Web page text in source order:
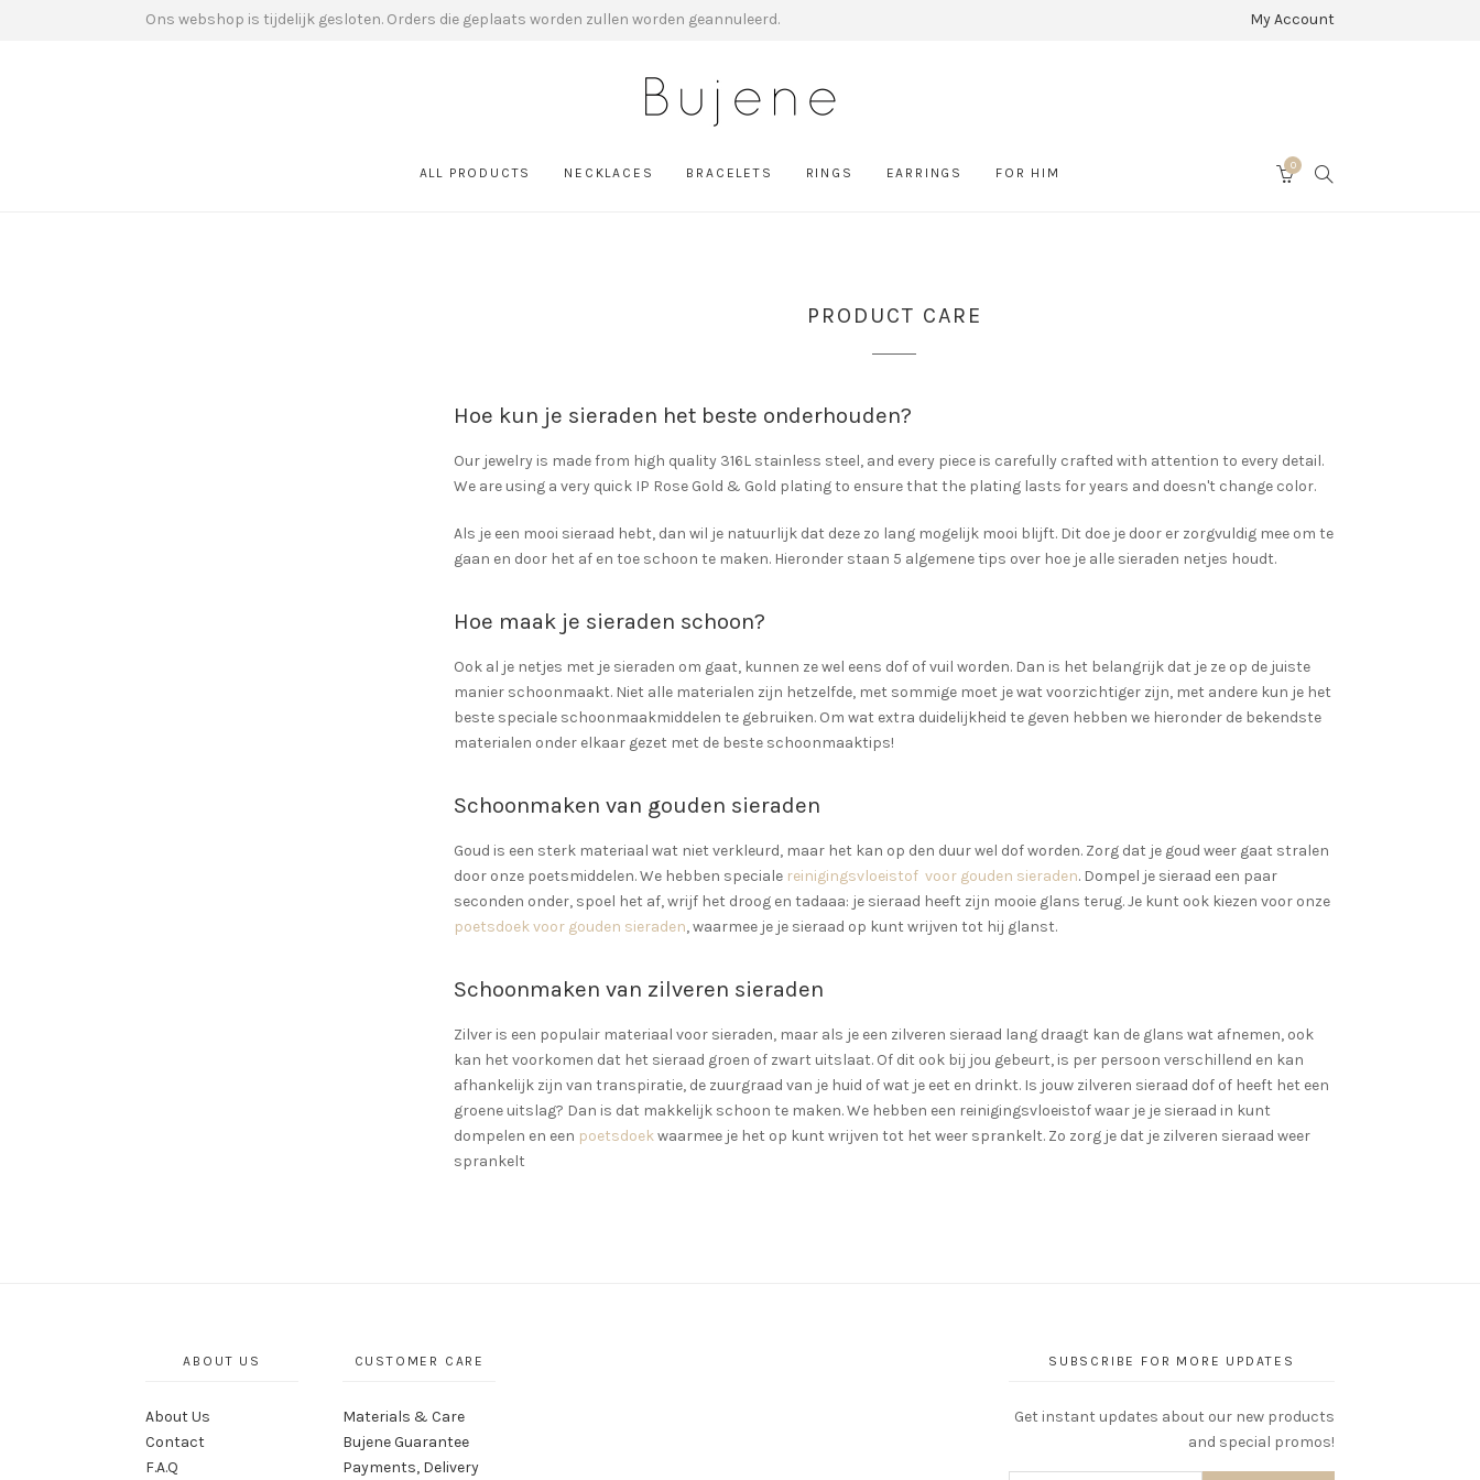
Ons webshop is tijdelijk gesloten. Orders die geplaats worden zullen worden geannuleerd. My Account
ALL PRODUCTS NECKLACES BRACELETS RINGS EARRINGS FOR HIM
SEARCH
0
PRODUCT CARE
Hoe kun je sieraden het beste onderhouden?
Our jewelry is made from high quality 316L stainless steel, and every piece is carefully crafted with attention to every detail.
We are using a very quick IP Rose Gold & Gold plating to ensure that the plating lasts for years and doesn't change color.
Als je een mooi sieraad hebt, dan wil je natuurlijk dat deze zo lang mogelijk mooi blijft. Dit doe je door er zorgvuldig mee om te
gaan en door het af en toe schoon te maken. Hieronder staan 5 algemene tips over hoe je alle sieraden netjes houdt.
Hoe maak je sieraden schoon?
Ook al je netjes met je sieraden om gaat, kunnen ze wel eens dof of vuil worden. Dan is het belangrijk dat je ze op de juiste
manier schoonmaakt. Niet alle materialen zijn hetzelfde, met sommige moet je wat voorzichtiger zijn, met andere kun je het
beste speciale schoonmaakmiddelen te gebruiken. Om wat extra duidelijkheid te geven hebben we hieronder de bekendste
materialen onder elkaar gezet met de beste schoonmaaktips!
Schoonmaken van gouden sieraden
Goud is een sterk materiaal wat niet verkleurd, maar het kan op den duur wel dof worden. Zorg dat je goud weer gaat stralen
door onze poetsmiddelen. We hebben speciale reinigingsvloeistof voor gouden sieraden. Dompel je sieraad een paar
seconden onder, spoel het af, wrijf het droog en tadaaa: je sieraad heeft zijn mooie glans terug. Je kunt ook kiezen voor onze
poetsdoek voor gouden sieraden, waarmee je je sieraad op kunt wrijven tot hij glanst.
Schoonmaken van zilveren sieraden
Zilver is een populair materiaal voor sieraden, maar als je een zilveren sieraad lang draagt kan de glans wat afnemen, ook
kan het voorkomen dat het sieraad groen of zwart uitslaat. Of dit ook bij jou gebeurt, is per persoon verschillend en kan
afhankelijk zijn van transpiratie, de zuurgraad van je huid of wat je eet en drinkt. Is jouw zilveren sieraad dof of heeft het een
groene uitslag? Dan is dat makkelijk schoon te maken. We hebben een reinigingsvloeistof waar je je sieraad in kunt
dompelen en een poetsdoekwaarmee je het op kunt wrijven tot het weer sprankelt. Zo zorg je dat je zilveren sieraad weer
sprankelt
ABOUT US
About Us
Contact
F.A.Q
CUSTOMER CARE
Materials & Care
Bujene Guarantee
Payments, Delivery
SUBSCRIBE FOR MORE UPDATES
Get instant updates about our new products
and special promos!